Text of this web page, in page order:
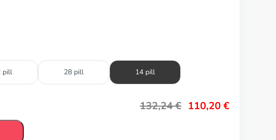
pill 28 pill 14 pill
132,24€ 110,20€